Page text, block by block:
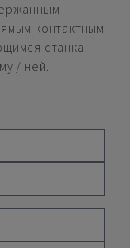
контактным
станка.
/ ней.